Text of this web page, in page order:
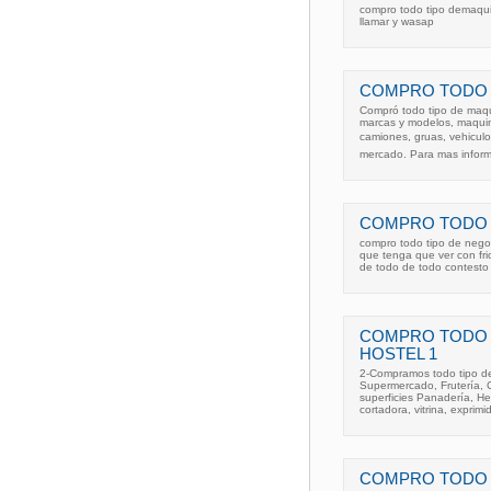
compro todo tipo
llamar y wasap
COMPRO
Compró todo tipo de
marcas y modelos,
camiones, gruas,
mercado. Para mas
COMPRO
compro todo tipo de
que tenga que ver con
de todo de todo contesto
COMPRO
HOSTEL 1
2-Compramos todo tipo
Supermercado, Frutería,
superficies Panadería,
cortadora, vitrina,
COMPRO TODO